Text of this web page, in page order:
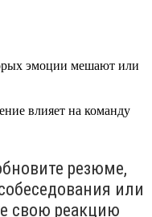
эмоции мешают или
влияет на команду
резюме,
или
свою реакцию